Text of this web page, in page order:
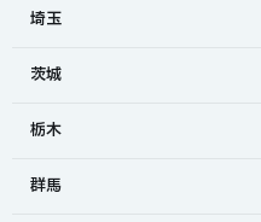
埼玉
茨城
栃木
群馬